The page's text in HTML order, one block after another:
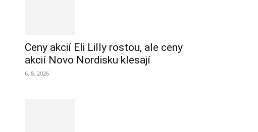
Ceny akcií Eli Lilly rostou, ale ceny
akcií Novo Nordisku klesají
6. 8. 2026